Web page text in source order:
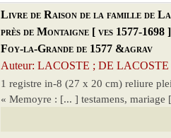
Livre de Raison de la famille de
près de Montaigne [ ves 1577-
Foy-la-Grande de 1577 &agrav
Auteur: LACOSTE ; DE
1 registre in-8 (27 x 20 cm) reliure
« Memoyre : [... ] testamens, mariage